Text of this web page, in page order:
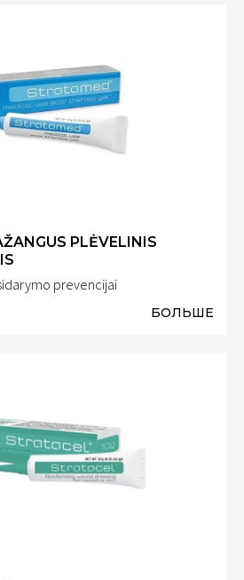
PLĖVELINIS
prevencijai
БОЛЬШЕ